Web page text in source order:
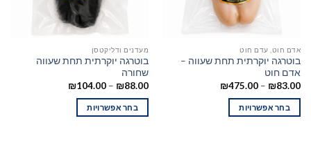
אדם חוט, עדם חוט
בוטרגה יוקרתית תחת שעווה –
אדם חוט
₪83.00
–
₪475.00
בחר אפשרויות
מעדנים ודליקטסן
בוטרגה יוקרתית תחת שעווה
שחורה
₪88.00
–
₪104.00
בחר אפשרויות